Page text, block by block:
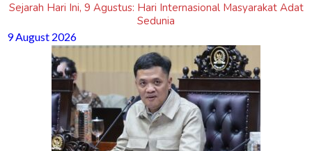
Sejarah Hari Ini, 9 Agustus: Hari Internasional Masyarakat Adat
Sedunia
9 August 2026